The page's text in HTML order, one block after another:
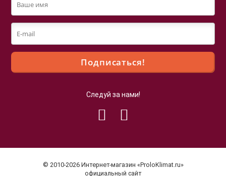
Следуй за нами!
© 2010-2026 Интернет-магазин «ProloKlimat.ru»
официальный сайт
Продолжая просмотр страниц нашего сайта, вы
Политики в отношении обработки